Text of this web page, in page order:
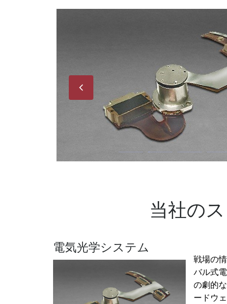
当社の
電気光学システム
戦場の
バル式
の劇的
ードウ